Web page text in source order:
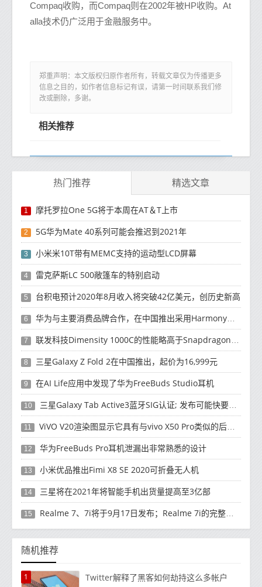
Compaq收购，而Compaq则在2002年被HP收购。At
alla技术仍广泛用于金融服务中。
郑重声明：本文版权归原作者所有，转载文章仅为传播更多
信息之目的，如作者信息标记有误，请第一时间联系我们修
改或删除，多谢。
相关推荐
热门推荐 精选文章
1 摩托罗拉One 5G将于本周在AT＆T上市
2 5G华为Mate 40系列可能会推迟到2021年
3 小米米10T带有MEMC支持的运动型LCD屏幕
4 雷克萨斯LC 500敞篷车的特别启动
5 台积电预计2020年8月收入将突破42亿美元，创历史新高
6 华为与主要消费品牌合作，在中国推出采用HarmonyOS 2.0的智能家居产品
7 联发科技Dimensity 1000C的性能略高于Snapdragon 765G
8 三星Galaxy Z Fold 2在中国推出，起价为16,999元
9 在AI Life应用中发现了华为FreeBuds Studio耳机
10 三星Galaxy Tab Active3蓝牙SIG认证; 发布可能快要结束了
11 ViVO V20渲染图显示它具有与vivo X50 Pro类似的后部设计
12 华为FreeBuds Pro耳机泄漏出非常熟悉的设计
13 小米优品推出Fimi X8 SE 2020可折叠无人机
14 三星将在2021年将智能手机出货量提高至3亿部
15 Realme 7、7i将于9月17日发布；Realme 7i的完整规格并导致泄漏
随机推荐
1 Twitter解释了黑客如何劫持这么多帐户